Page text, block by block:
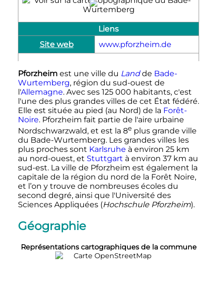
Liens
Site web
www.pforzheim.de
Pforzheimest une ville du Landde Bade-
Wurtemberg, région du sud-ouest de
l'Allemagne. Avec ses 125 000 habitants, c'est
l'une des plus grandes villes de cet État fédéré.
Elle est située au pied (au Nord) de la Forêt-
Noire. Pforzheim fait partie de l'aire urbaine
Nordschwarzwald, et est la 8eplus grande ville
du Bade-Wurtemberg. Les grandes villes les
plus proches sont Karlsruhe à environ 25 km
au nord-ouest, et Stuttgart à environ 37 km au
sud-est. La ville de Pforzheim est également la
capitale de la région du nord de la Forêt Noire,
et l’on y trouve de nombreuses écoles du
second degré, ainsi que l'Université des
Sciences Appliquées (Hochschule Pforzheim).
Géographie
Représentations cartographiques de la commune